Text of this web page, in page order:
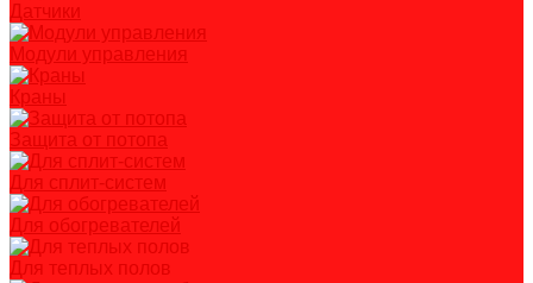
Датчики
Модули управления
Краны
Защита от потопа
Для сплит-систем
Для обогревателей
Для теплых полов